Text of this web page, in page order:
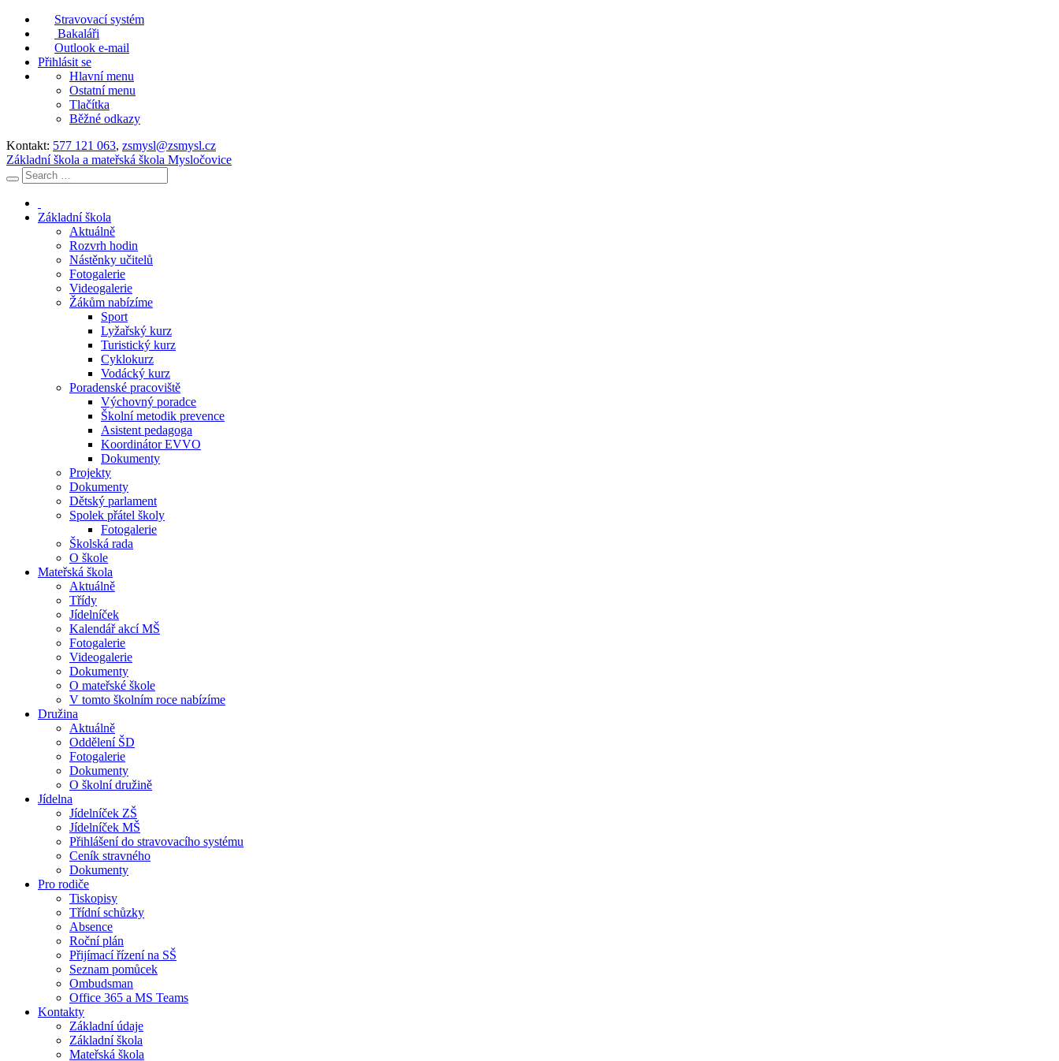
Stravovací systém
Bakaláři
Outlook e-mail
Přihlásit se
Hlavní menu
Ostatní menu
Tlačítka
Běžné odkazy
Kontakt: 577 121 063, zsmysl@zsmysl.cz
Základní škola a mateřská škola Mysločovice
Základní škola
Aktuálně
Rozvrh hodin
Nástěnky učitelů
Fotogalerie
Videogalerie
Žákům nabízíme
Sport
Lyžařský kurz
Turistický kurz
Cyklokurz
Vodácký kurz
Poradenské pracoviště
Výchovný poradce
Školní metodik prevence
Asistent pedagoga
Koordinátor EVVO
Dokumenty
Projekty
Dokumenty
Dětský parlament
Spolek přátel školy
Fotogalerie
Školská rada
O škole
Mateřská škola
Aktuálně
Třídy
Jídelníček
Kalendář akcí MŠ
Fotogalerie
Videogalerie
Dokumenty
O mateřské škole
V tomto školním roce nabízíme
Družina
Aktuálně
Oddělení ŠD
Fotogalerie
Dokumenty
O školní družině
Jídelna
Jídelníček ZŠ
Jídelníček MŠ
Přihlášení do stravovacího systému
Ceník stravného
Dokumenty
Pro rodiče
Tiskopisy
Třídní schůzky
Absence
Roční plán
Přijímací řízení na SŠ
Seznam pomůcek
Ombudsman
Office 365 a MS Teams
Kontakty
Základní údaje
Základní škola
Mateřská škola